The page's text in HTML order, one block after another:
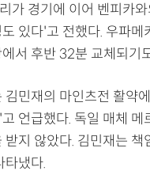
가 경기에 이어 벤피카
있다'고 전했다. 우파
서 후반 32분 교체되기
김민재의 마인츠전 활약
언급했다. 독일 매체
받지 않았다. 김민재는
타냈다.